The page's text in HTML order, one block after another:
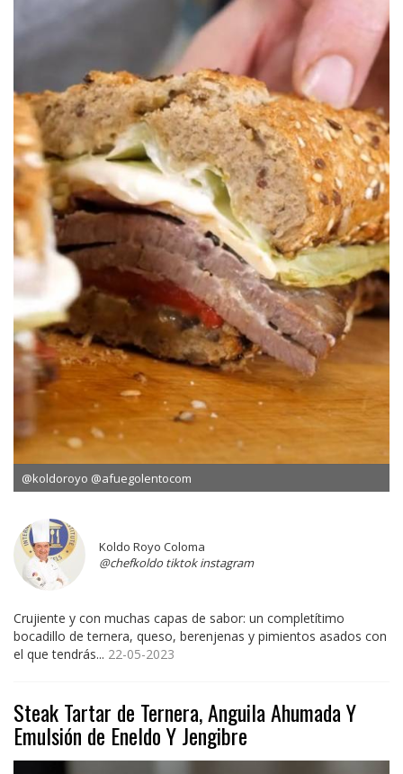
@koldoroyo @afuegolentocom
Koldo Royo Coloma
@chefkoldo tiktok instagram
Crujiente y con muchas capas de sabor: un completítimo
bocadillo de ternera, queso, berenjenas y pimientos asados con
el que tendrás... 22-05-2023
Steak Tartar de Ternera, Anguila Ahumada Y
Emulsión de Eneldo Y Jengibre